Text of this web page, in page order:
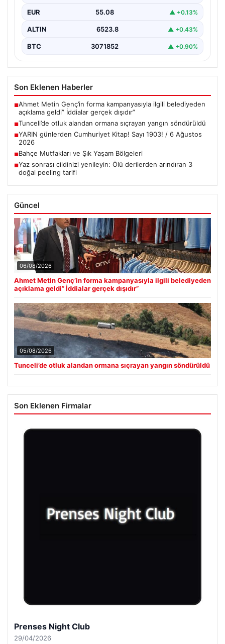
EUR 55.08 ▲ +0.13%
ALTIN 6523.8 ▲ +0.43%
BTC 3071852 ▲ +0.90%
Son Eklenen Haberler
■Ahmet Metin Genç’in forma kampanyasıyla ilgili belediyeden
açıklama geldi” İddialar gerçek dışıdır”
■Tunceli’de otluk alandan ormana sıçrayan yangın söndürüldü
■YARIN günlerden Cumhuriyet Kitap! Sayı 1903! / 6 Ağustos
2026
■Bahçe Mutfakları ve Şık Yaşam Bölgeleri
■Yaz sonrası cildinizi yenileyin: Ölü derilerden arındıran 3
doğal peeling tarifi
Güncel
06/08/2026
Ahmet Metin Genç’in forma kampanyasıyla ilgili belediyeden
açıklama geldi” İddialar gerçek dışıdır”
05/08/2026
Tunceli’de otluk alandan ormana sıçrayan yangın söndürüldü
Son Eklenen Firmalar
Prenses Night Club
29/04/2026